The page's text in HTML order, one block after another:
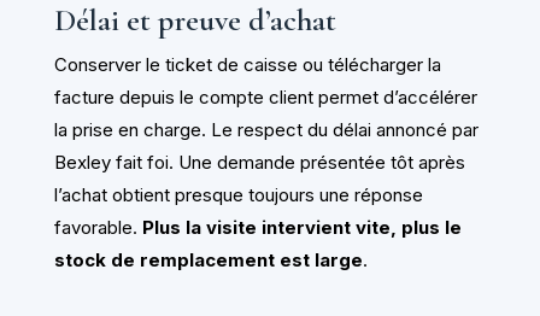
Délai et preuve d’achat
Conserver le ticket de caisse ou télécharger la
facture depuis le compte client permet d’accélérer
la prise en charge. Le respect du délai annoncé par
Bexley fait foi. Une demande présentée tôt après
l’achat obtient presque toujours une réponse
favorable. Plus la visite intervient vite, plus le
stock de remplacement est large.